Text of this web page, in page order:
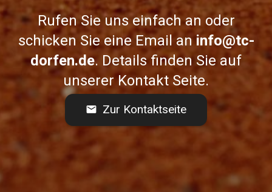
Rufen Sie uns einfach an oder
schicken Sie eine Email aninfo@tc-
dorfen.de. Details finden Sie auf
unserer Kontakt Seite.
mail Zur Kontaktseite